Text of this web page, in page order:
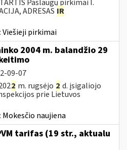
Paslaugų pirkimai I.
ADRESAS IR
Viešieji pirkimai
2004 m. balandžio 29
09-07
2 m. rugsėjo 2 d. įsigaliojo
prie Lietuvos
Mokesčio naujiena
tarifas (19 str., aktualu